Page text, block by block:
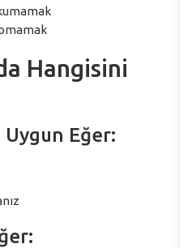
Hangisini
Uygun Eğer: